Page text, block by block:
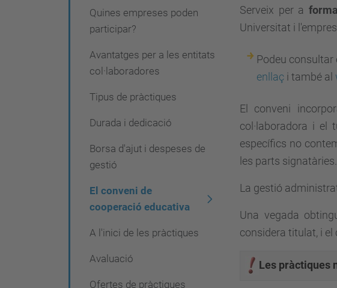
Serveix per a
Universitat i
Podeu consultar
enllaç i també al
El conveni
col·laboradora i el
específics no
les parts signatàries.
La gestió
Una vegada
considera titulat, i el
Les pràctiques
Quines empreses poden
participar?
Avantatges per a les entitats
col·laboradores
Tipus de pràctiques
Durada i dedicació
Borsa d'ajut i despeses de
gestió
El conveni de
cooperació educativa
A l'inici de les pràctiques
Avaluació
Ofertes de pràctiques